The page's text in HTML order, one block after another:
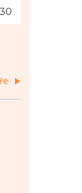
30